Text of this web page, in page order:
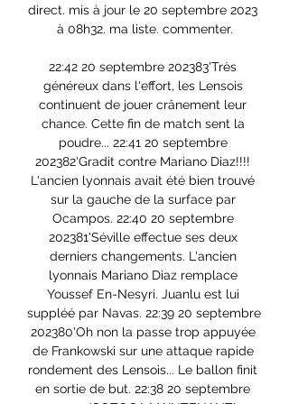
direct. mis à jour le 20 septembre 2023
à 08h32. ma liste. commenter.
22:42 20 septembre 202383'Très
généreux dans l'effort, les Lensois
continuent de jouer crânement leur
chance. Cette fin de match sent la
poudre... 22:41 20 septembre
202382'Gradit contre Mariano Diaz!!!!
L'ancien lyonnais avait été bien trouvé
sur la gauche de la surface par
Ocampos. 22:40 20 septembre
202381'Séville effectue ses deux
derniers changements. L'ancien
lyonnais Mariano Diaz remplace
Youssef En-Nesyri. Juanlu est lui
suppléé par Navas. 22:39 20 septembre
202380'Oh non la passe trop appuyée
de Frankowski sur une attaque rapide
rondement des Lensois... Le ballon finit
en sortie de but. 22:38 20 septembre